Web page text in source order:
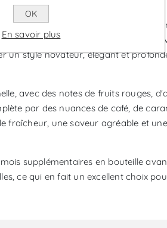
et une référence incontournable
comme un jalon dans l'histoire
style novateur, élégant et
avec des notes de fruits rouges,
par des nuances de café, de
fraîcheur, une saveur agréable et
supplémentaires en bouteille
ce qui en fait un excellent choix
OK
En savoir plus